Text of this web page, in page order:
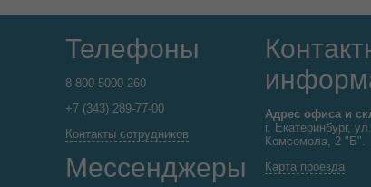
Телефоны
8 800 5000 260
+7 (343) 289-77-00
Контакты сотрудников
Мессенджеры
Адрес офиса и
г. Екатеринбург,
Комсомола, 2 "Б".
Карта проезда